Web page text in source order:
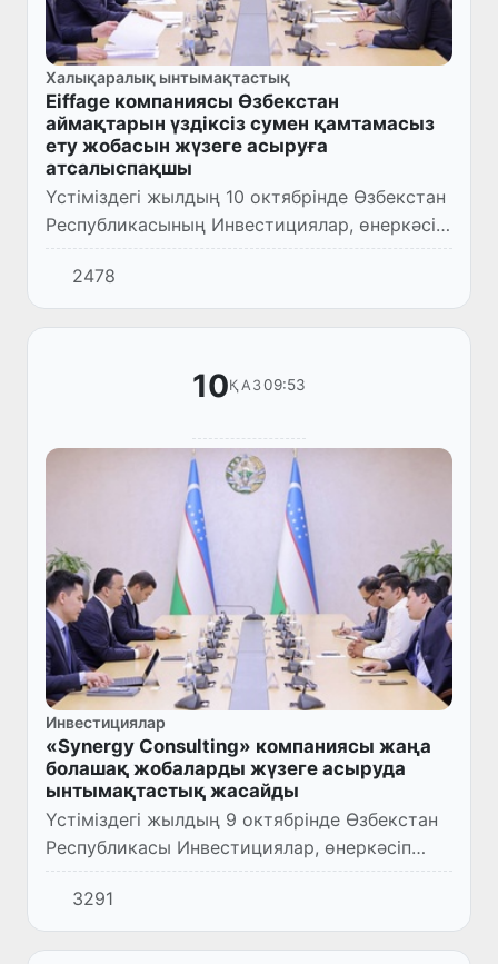
Халықаралық ынтымақтастық
Eiffage компаниясы Өзбекстан
аймақтарын үздіксіз сумен қамтамасыз
ету жобасын жүзеге асыруға
атсалыспақшы
Үстіміздегі жылдың 10 октябрінде Өзбекстан
Республикасының Инвестициялар, өнеркәсіп
және сауда министрі Лазиз Кудратов Eiffage
компаниясының даму және
институционалдық байланыстар...
2478
10ҚАЗ09:53
Инвестициялар
«Synergy Consulting» компаниясы жаңа
болашақ жобаларды жүзеге асыруда
ынтымақтастық жасайды
Үстіміздегі жылдың 9 октябрінде Өзбекстан
Республикасы Инвестициялар, өнеркәсіп
және сауда министрлігінде министр Лазиз
Кудратов “Synergy Consulting” (АҚШ)
компаниясының басқарушы...
3291